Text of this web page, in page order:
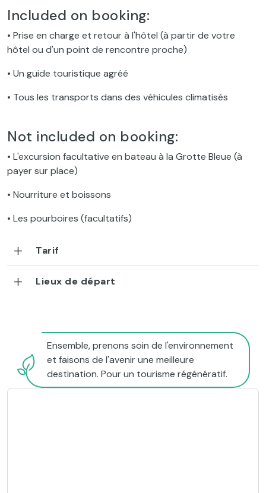
Included on booking:
• Prise en charge et retour à l'hôtel (à partir de votre
hôtel ou d'un point de rencontre proche)
• Un guide touristique agréé
• Tous les transports dans des véhicules climatisés
Not included on booking:
• L'excursion facultative en bateau à la Grotte Bleue (à
payer sur place)
• Nourriture et boissons
• Les pourboires (facultatifs)
Tarif
Lieux de départ
Ensemble, prenons soin de l'environnement
et faisons de l'avenir une meilleure
destination. Pour un tourisme régénératif.